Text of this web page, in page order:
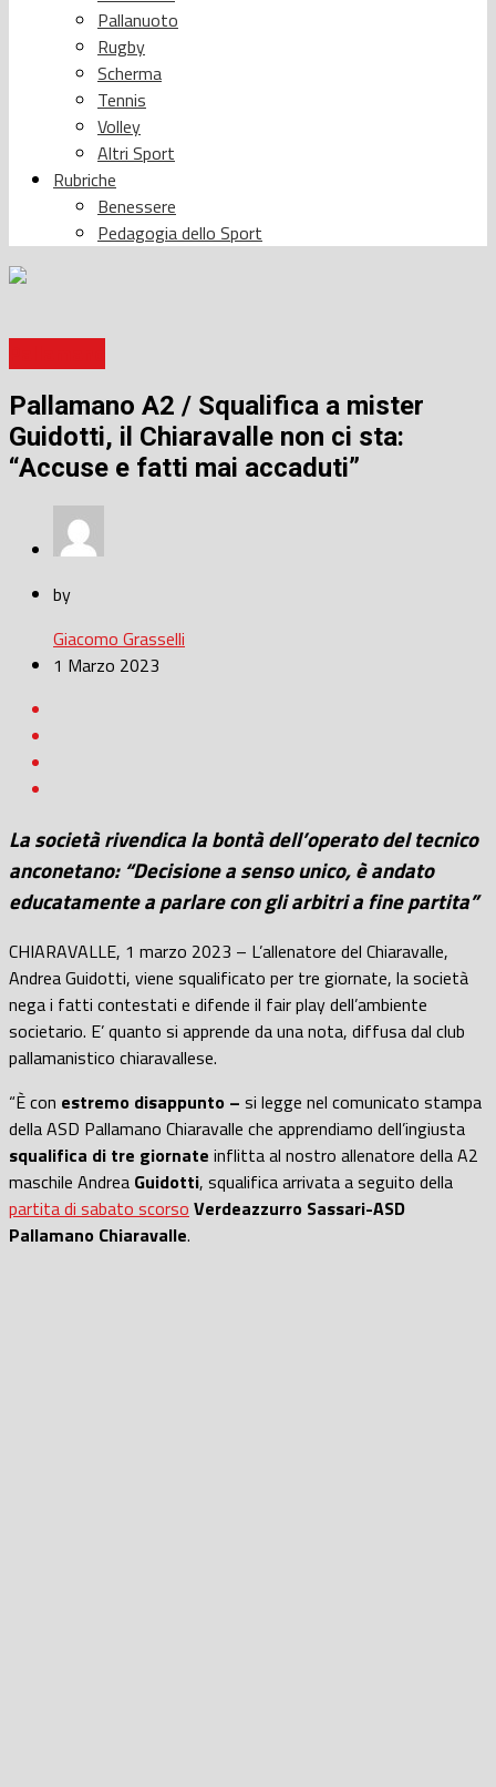
Pallanuoto
Rugby
Scherma
Tennis
Volley
Altri Sport
Rubriche
Benessere
Pedagogia dello Sport
Pallamano A2 / Squalifica a mister
Guidotti, il Chiaravalle non ci sta:
“Accuse e fatti mai accaduti”
by
Giacomo Grasselli
1 Marzo 2023
La società rivendica la bontà dell’operato del tecnico
anconetano: “Decisione a senso unico, è andato
educatamente a parlare con gli arbitri a fine partita”
CHIARAVALLE, 1 marzo 2023 – L’allenatore del Chiaravalle,
Andrea Guidotti, viene squalificato per tre giornate, la società
nega i fatti contestati e difende il fair play dell’ambiente
societario. E’ quanto si apprende da una nota, diffusa dal club
pallamanistico chiaravallese.
“È con estremo disappunto – si legge nel comunicato stampa
della ASD Pallamano Chiaravalle che apprendiamo dell’ingiusta
squalifica di tre giornate inflitta al nostro allenatore della A2
maschile Andrea Guidotti, squalifica arrivata a seguito della
partita di sabato scorso Verdeazzurro Sassari-ASD
Pallamano Chiaravalle.